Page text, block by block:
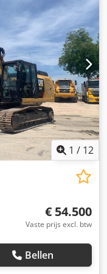
1 / 12
€ 54.500
Vaste prijs excl. btw
Bellen